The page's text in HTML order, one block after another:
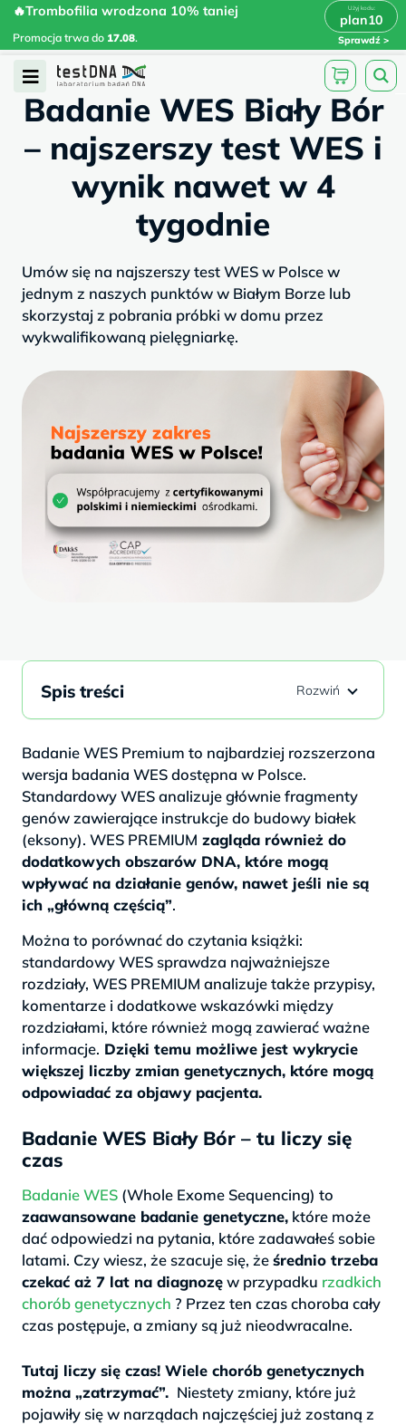
Skip
content
🔥Trombofilia wrodzona 10% taniej
Promocja trwa do 17.08.
plan10
Sprawdź
🔥Trombofilia wrodzona 10% taniej
plan10 x
Open
Menu
testdna.pl
Badanie WES Biały Bór
– najszerszy test WES i
wynik nawet w 4
tygodnie
Umów się na najszerszy test WES w Polsce w
jednym z naszych punktów w Białym Borze lub
skorzystaj z pobrania próbki w domu przez
wykwalifikowaną pielęgniarkę.
Badanie WES Premium to najbardziej rozszerzona
wersja badania WES dostępna w Polsce.
Standardowy WES analizuje głównie fragmenty
genów zawierające instrukcje do budowy białek
(eksony). WES PREMIUM zagląda również do
dodatkowych obszarów DNA, które mogą
wpływać na działanie genów, nawet jeśli nie są
ich „główną częścią”.
Można to porównać do czytania książki:
standardowy WES sprawdza najważniejsze
rozdziały, WES PREMIUM analizuje także przypisy,
komentarze i dodatkowe wskazówki między
rozdziałami, które również mogą zawierać ważne
informacje. Dzięki temu możliwe jest wykrycie
większej liczby zmian genetycznych, które mogą
odpowiadać za objawy pacjenta.
Badanie WES Biały Bór – tu liczy się
czas
Badanie WES (Whole Exome Sequencing) to
zaawansowane badanie genetyczne, które może
dać odpowiedzi na pytania, które zadawałeś sobie
latami. Czy wiesz, że szacuje się, żeśrednio trzeba
czekać aż 7 lat na diagnozęw przypadku rzadkich
chorób genetycznych ? Przez ten czas choroba cały
czas postępuje, a zmiany są już nieodwracalne.
Tutaj liczy się czas! Wiele chorób genetycznych
można „zatrzymać”. Niestety zmiany, które już
pojawiły się w narządach najczęściej już zostaną z
Spis treści